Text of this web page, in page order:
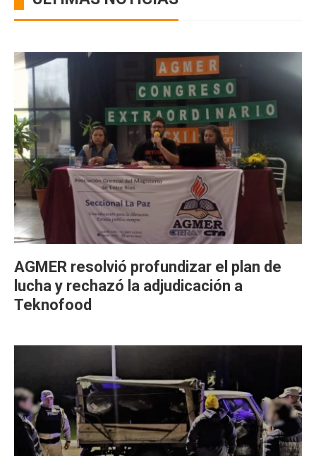
AGMER resolvió profundizar el plan de
lucha y rechazó la adjudicación a
Teknofood